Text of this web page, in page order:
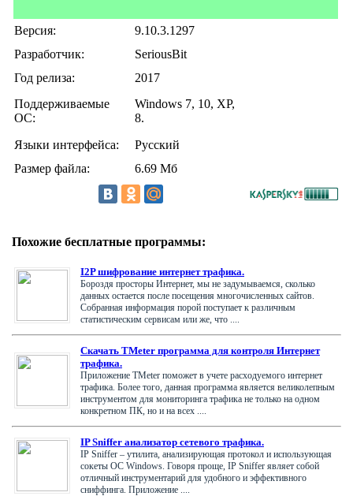
Версия:
9.10.3.1297
Разработчик:
SeriousBit
Год релиза:
2017
Поддерживаемые
ОС:
Windows 7, 10, XP,
8.
Языки интерфейса:
Русский
Размер файла:
6.69 Мб
Похожие бесплатные программы:
I2P шифрование интернет трафика.
Бороздя просторы Интернет, мы не задумываемся, сколько
данных остается после посещения многочисленных сайтов.
Собранная информация порой поступает к различным
статистическим сервисам или же, что ....
Скачать TMeter программа для контроля Интернет
трафика.
Приложение TMeter поможет в учете расходуемого интернет
трафика. Более того, данная программа является великолепным
инструментом для мониторинга трафика не только на одном
конкретном ПК, но и на всех ....
IP Sniffer анализатор сетевого трафика.
IP Sniffer – утилита, анализирующая протокол и использующая
сокеты ОС Windows. Говоря проще, IP Sniffer являет собой
отличный инструментарий для удобного и эффективного
сниффинга. Приложение ....